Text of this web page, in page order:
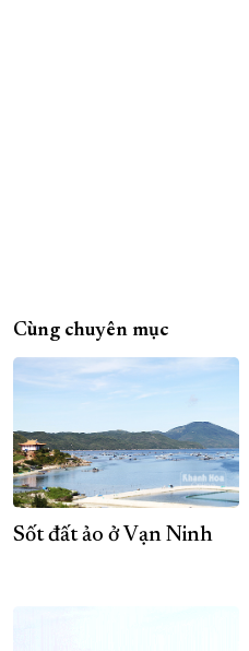
Cùng chuyên mục
Sốt đất ảo ở Vạn Ninh